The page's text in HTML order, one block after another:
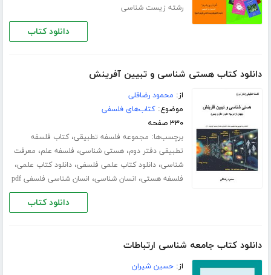
رشته زیست شناسی
دانلود کتاب
دانلود کتاب هستی شناسی و تبیین آفرینش
از: محمود رضاقلی
موضوع:کتاب‌های فلسفی
۳۳۰ صفحه
برچسب‌ها: مجموعه فلسفه تطبیقی،کتاب فلسفه
تطبیقی دفتر دوم،هستی شناسی، فلسفه علم، معرفت
شناسی،دانلود کتاب علمی فلسفی،دانلود کتاب علمی،
فلسفه هستی، انسان شناسی، انسان شناسی فلسفی pdf
دانلود کتاب
دانلود کتاب جامعه شناسی ارتباطات
از:حسین شیران